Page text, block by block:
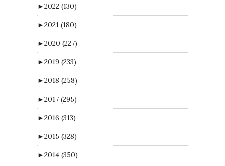
►2022 (130)
►2021 (180)
►2020 (227)
►2019 (233)
►2018 (258)
►2017 (295)
►2016 (313)
►2015 (328)
►2014 (350)